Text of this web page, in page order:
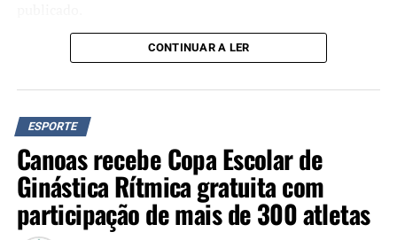
O sorteio das vagas está marcado para o dia 30 de julho,
Municipal de Esporte e Lazer informa que a presença dos
inscritos ou de seus representantes será obrigatória no
momento do sorteio. Os participantes deverão apresentar
documento de identificação.
As inscrições podem ser feitas pela plataforma
cedencias.pages.dev. Outras informações podem ser
CONTINUAR A LER
ESPORTE
Canoas recebe Copa Escolar de
Ginástica Rítmica gratuita com
participação de mais de 300 atletas